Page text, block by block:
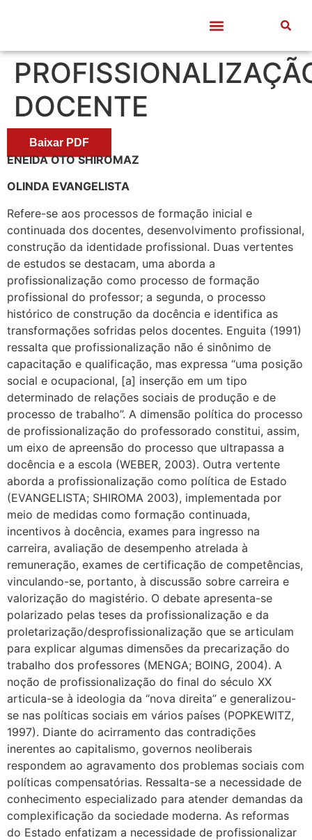
DOCENTE
Baixar PDF
ENEIDA OTO SHIROMAZ
OLINDA EVANGELISTA
Refere-se aos processos de formação inicial e
continuada dos docentes, desenvolvimento profissional,
construção da identidade profissional. Duas vertentes
de estudos se destacam, uma aborda a
profissionalização como processo de formação
profissional do professor; a segunda, o processo
histórico de construção da docência e identifica as
transformações sofridas pelos docentes. Enguita (1991)
ressalta que profissionalização não é sinônimo de
capacitação e qualificação, mas expressa “uma posição
social e ocupacional, [a] inserção em um tipo
determinado de relações sociais de produção e de
processo de trabalho”. A dimensão política do processo
de profissionalização do professorado constitui, assim,
um eixo de apreensão do processo que ultrapassa a
docência e a escola (WEBER, 2003). Outra vertente
aborda a profissionalização como política de Estado
(EVANGELISTA; SHIROMA 2003), implementada por
meio de medidas como formação continuada,
incentivos à docência, exames para ingresso na
carreira, avaliação de desempenho atrelada à
remuneração, exames de certificação de competências,
vinculando-se, portanto, à discussão sobre carreira e
valorização do magistério. O debate apresenta-se
polarizado pelas teses da profissionalização e da
proletarização/desprofissionalização que se articulam
para explicar algumas dimensões da precarização do
trabalho dos professores (MENGA; BOING, 2004). A
noção de profissionalização do final do século XX
articula-se à ideologia da “nova direita” e generalizou-
se nas políticas sociais em vários países (POPKEWITZ,
1997). Diante do acirramento das contradições
inerentes ao capitalismo, governos neoliberais
respondem ao agravamento dos problemas sociais com
políticas compensatórias. Ressalta-se a necessidade de
conhecimento especializado para atender demandas da
complexificação da sociedade moderna. As reformas
do Estado enfatizam a necessidade de profissionalizar